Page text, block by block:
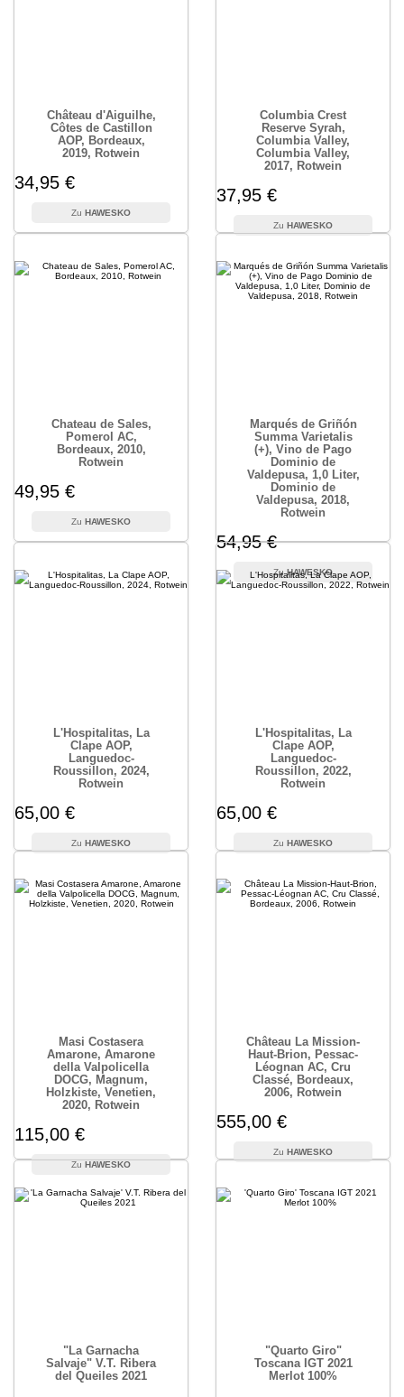
Château d'Aiguilhe,
Côtes de Castillon
AOP, Bordeaux,
2019, Rotwein
34,95 €
HAWESKO
Columbia Crest
Reserve Syrah,
Columbia Valley,
Columbia Valley,
2017, Rotwein
37,95 €
HAWESKO
Chateau de Sales,
Pomerol AC,
Bordeaux, 2010,
Rotwein
49,95 €
HAWESKO
Marqués de Griñón
Summa Varietalis
(+), Vino de Pago
Dominio de
Valdepusa, 1,0 Liter,
Dominio de
Valdepusa, 2018,
Rotwein
54,95 €
HAWESKO
L'Hospitalitas, La
Clape AOP,
Languedoc-
Roussillon, 2024,
Rotwein
65,00 €
HAWESKO
L'Hospitalitas, La
Clape AOP,
Languedoc-
Roussillon, 2022,
Rotwein
65,00 €
HAWESKO
Masi Costasera
Amarone, Amarone
della Valpolicella
DOCG, Magnum,
Holzkiste, Venetien,
2020, Rotwein
115,00 €
HAWESKO
Château La Mission-
Haut-Brion, Pessac-
Léognan AC, Cru
Classé, Bordeaux,
2006, Rotwein
555,00 €
HAWESKO
"La Garnacha
Salvaje" V.T. Ribera
del Queiles 2021
"Quarto Giro"
Toscana IGT 2021
Merlot 100%